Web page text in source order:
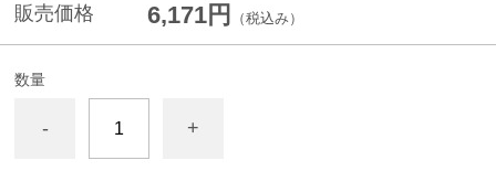
販売価格 6,171円 （税込み）
数量
- +